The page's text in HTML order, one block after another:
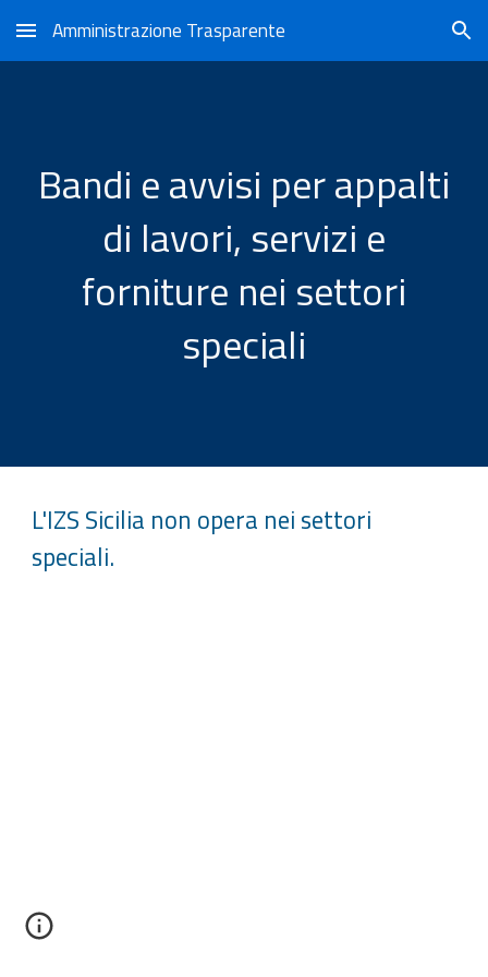
Skip to main content Skip to navigation
Amministrazione Trasparente
Bandi e avvisi per appalti
di lavori, servizi e
forniture nei settori
speciali
L'IZS Sicilia non opera nei settori
speciali.